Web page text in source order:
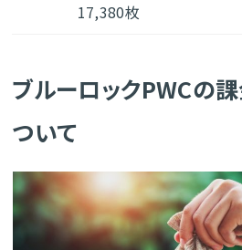
17,380枚
ブルーロックPWCの
ついて